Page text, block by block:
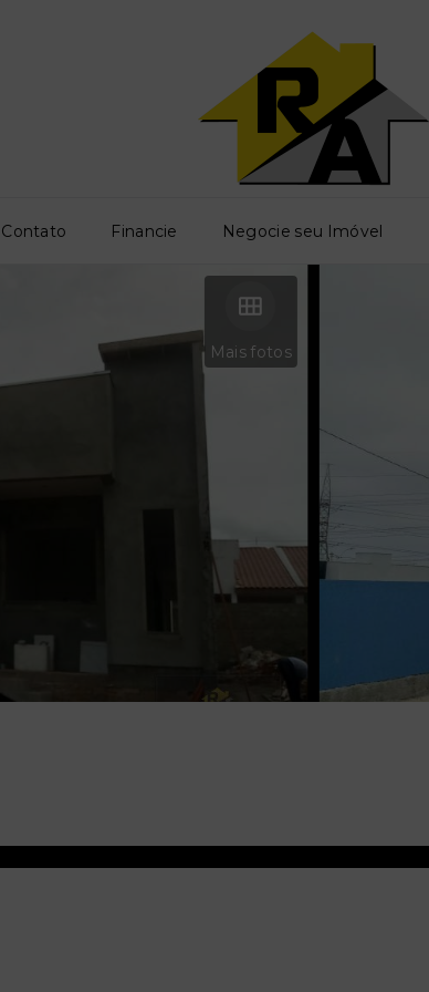
Contato Financie Negocie seu Imóvel
Mais fotos